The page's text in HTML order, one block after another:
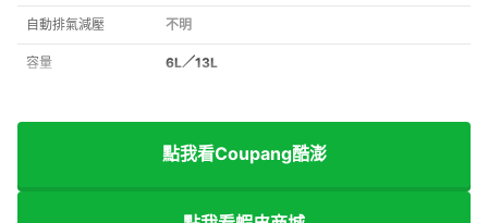
自動排氣減壓 不明
容量 6L／13L
點我看Coupang酷澎